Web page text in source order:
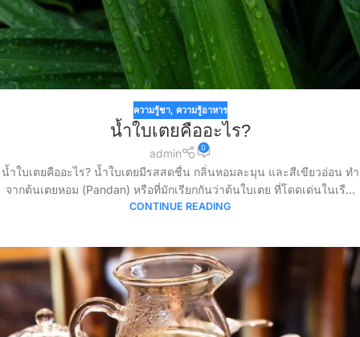
ความรู้ชา, ความรู้อาหาร
น้ำใบเตยคืออะไร?
admin 0
น้ำใบเตยคืออะไร? น้ำใบเตยมีรสสดชื่น กลิ่นหอมละมุน และสีเขียวอ่อน ทำ
จากต้นเตยหอม (Pandan) หรือที่มักเรียกกันว่าต้นใบเตย ที่โดดเด่นในเรื...
CONTINUE READING